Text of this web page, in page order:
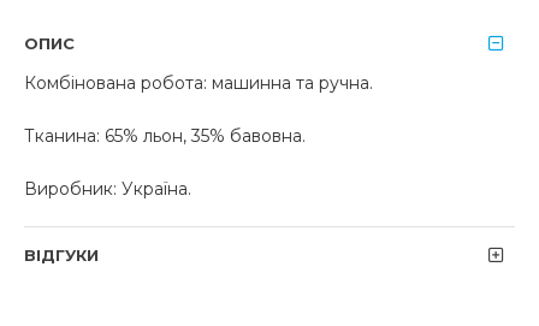
ОПИС
Комбінована робота: машинна та ручна.
Тканина: 65% льон, 35% бавовна.
Виробник: Україна.
ВІДГУКИ